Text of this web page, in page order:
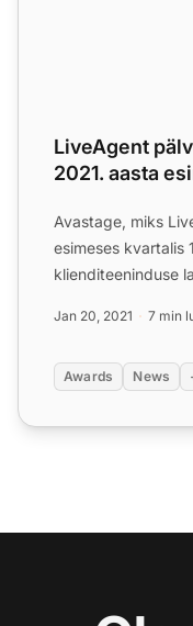
LiveAgent
2021. aasta
Avastage, miks
esimeses kvartalis
klienditeeninduse
Jan 20, 2021 7 min
Awards News